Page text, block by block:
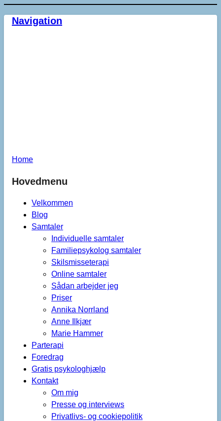
Navigation
Home
Hovedmenu
Velkommen
Blog
Samtaler
Individuelle samtaler
Familiepsykolog samtaler
Skilsmisseterapi
Online samtaler
Sådan arbejder jeg
Priser
Annika Norrland
Anne Ilkjær
Marie Hammer
Parterapi
Foredrag
Gratis psykologhjælp
Kontakt
Om mig
Presse og interviews
Privatlivs- og cookiepolitik